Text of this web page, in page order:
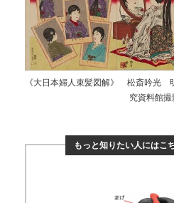
《大日本婦人束髪図解》 松斎吟光
究資料館撮
もっと知りたい人にはこ